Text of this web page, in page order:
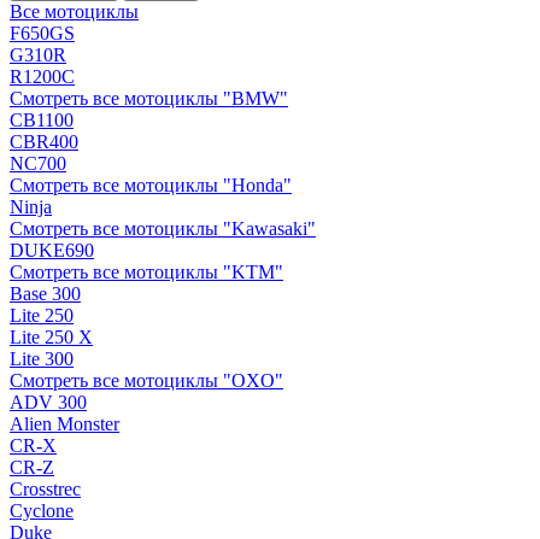
Все мотоциклы
F650GS
G310R
R1200C
Смотреть все мотоциклы "BMW"
CB1100
CBR400
NC700
Смотреть все мотоциклы "Honda"
Ninja
Смотреть все мотоциклы "Kawasaki"
DUKE690
Смотреть все мотоциклы "KTM"
Base 300
Lite 250
Lite 250 X
Lite 300
Смотреть все мотоциклы "OXO"
ADV 300
Alien Monster
CR-X
CR-Z
Crosstrec
Cyclone
Duke